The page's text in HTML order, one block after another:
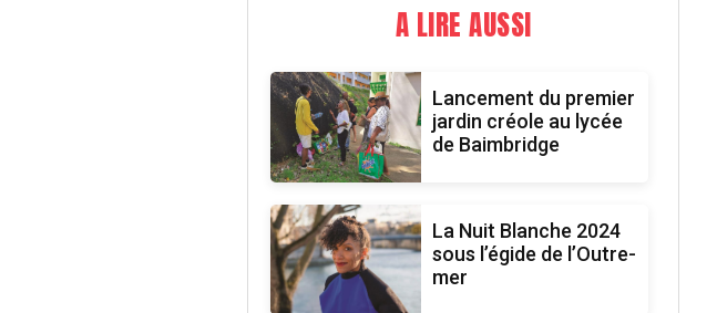
A LIRE AUSSI
Lancement du premier
jardin créole au lycée
de Baimbridge
La Nuit Blanche 2024
sous l’égide de l’Outre-
mer